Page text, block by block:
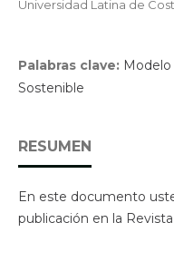
Universidad Latina de
Palabras clave:
Sostenible
RESUMEN
En este documento
publicación en la